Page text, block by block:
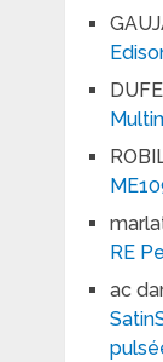
RE
ac